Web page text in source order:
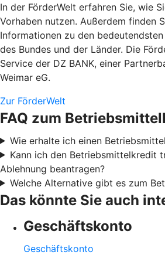
In der FörderWelt erfahren Sie, wie
Vorhaben nutzen. Außerdem finden
Informationen zu den
des Bundes und der Länder. Die
Service der DZ BANK, einer
Weimar eG.
Zur FörderWelt
FAQ zum
Wie erhalte ich einen
Kann ich den Betriebsmittelkredit
Ablehnung beantragen?
Welche Alternative gibt es zum
Das könnte Sie auch
Geschäftskonto
Geschäftskonto